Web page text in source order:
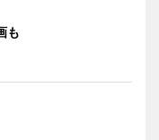
も